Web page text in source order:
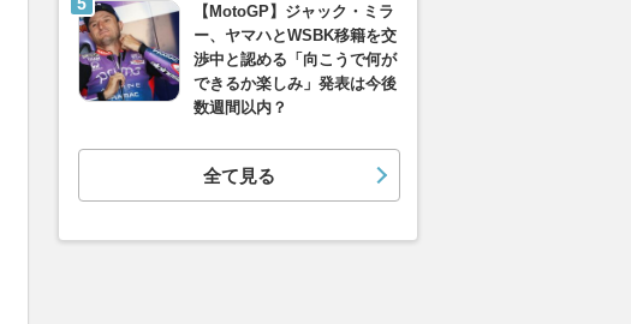
【MotoGP】ジャック・ミラ
ー、ヤマハとWSBK移籍を交
渉中と認める「向こうで何が
できるか楽しみ」発表は今後
数週間以内？
全て見る